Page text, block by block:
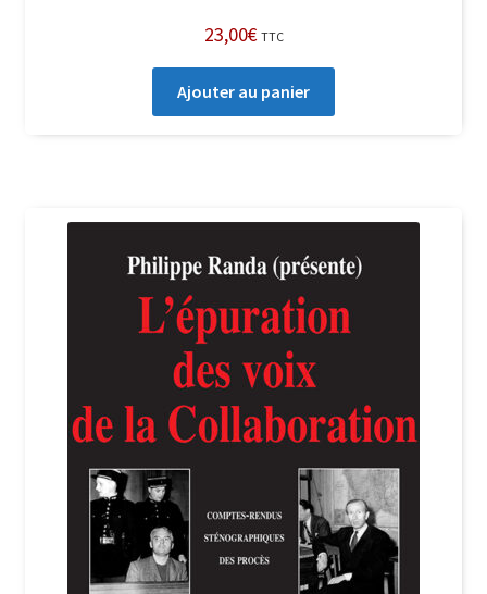
23,00€ TTC
Ajouter au panier